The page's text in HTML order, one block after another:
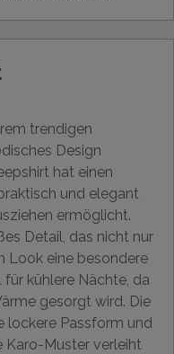
trendigen
Design
hat einen
und elegant
ermöglicht.
Detail, das nicht nur
Look eine besondere
kühlere Nächte, da
gesorgt wird. Die
lockere Passform und
Karo-Muster verleiht